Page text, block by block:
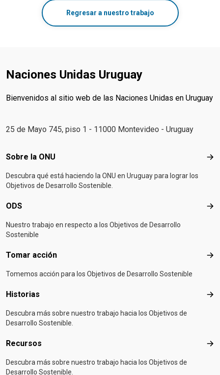
Regresar a nuestro trabajo
Naciones Unidas Uruguay
Bienvenidos al sitio web de las Naciones Unidas en Uruguay
25 de Mayo 745, piso 1 - 11000 Montevideo - Uruguay
Footer menu
Sobre la ONU
Descubra qué está haciendo la ONU en Uruguay para lograr los
Objetivos de Desarrollo Sostenible.
ODS
Nuestro trabajo en respecto a los Objetivos de Desarrollo
Sostenible
Tomar acción
Tomemos acción para los Objetivos de Desarrollo Sostenible
Historias
Descubra más sobre nuestro trabajo hacia los Objetivos de
Desarrollo Sostenible.
Recursos
Descubra más sobre nuestro trabajo hacia los Objetivos de
Desarrollo Sostenible.